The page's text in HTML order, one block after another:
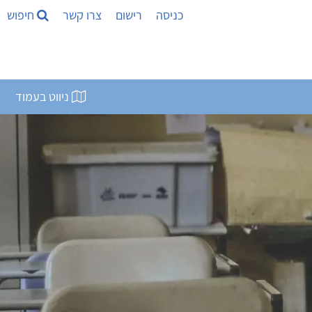
כניסה רישום צרו קשר חיפוש
ניווט בעמוד